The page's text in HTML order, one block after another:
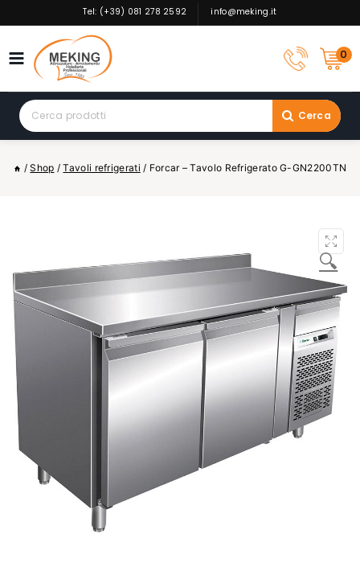
to
Tel: (+39) 081 278 2592 info@meking.it
0
Search
for:
Cerca
/ Shop / Tavoli refrigerati / Forcar – Tavolo Refrigerato G-GN2200TN
🔍